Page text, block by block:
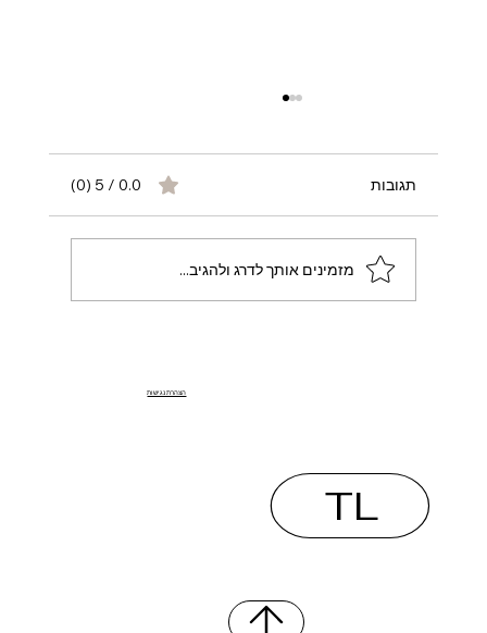
תגובות 0.0 / 5 ‏(0)
מזמינים אותך לדרג ולהגיב...
TL
הצהרת נגישות